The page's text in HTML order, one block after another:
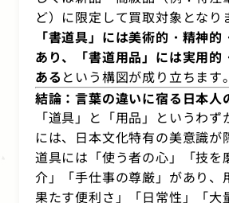
ど）に限定して買取対象となり
「書道具」には美術的・精神
あり、「書道用品」には実用的
ある という構図が成り立ちます。
結論：言葉の違いに宿る日本人
「道具」と「用品」というわ
には、日本文化特有の美意識が
道具には「使う者の心」「技を
介」「手仕事の尊厳」があり、
果たす便利さ」「日常性」「大